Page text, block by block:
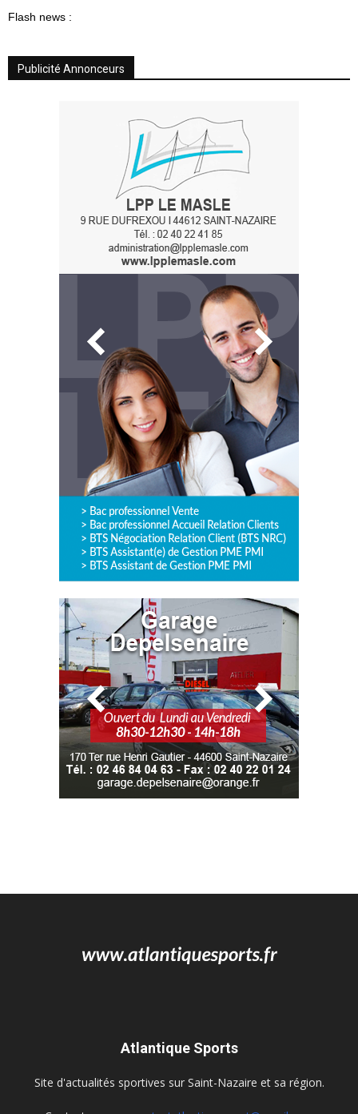
Flash news :
Publicité Annonceurs
Atlantique Sports
Site d'actualités sportives sur Saint-Nazaire et sa région.